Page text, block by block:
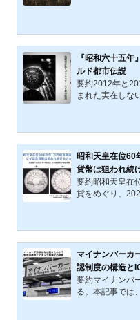
供。専門家鑑
的シンボルとの
のまま事件は迷
や経験則では説
『昭和六十五
ルド都市伝説
要約2012年と
まれた実在しな
認され、少額詐
で拡散し、「パ
た都市伝説やオ
は、不安定な社
の変化がある。
例、都市伝説が
昭和天皇在位60
貨幣は狙われ続
要約昭和天皇在
貨をめぐり、
同銀貨の偽造流
金貨大量偽造事
記事では、記念
度の隙間に置か
切り離された制
きてきた点に着
マイナンバーカ
認制度の構造と
要約マイナンバ
る。本記事では